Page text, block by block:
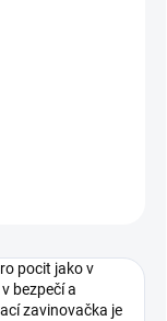
pocit jako v
bezpečí a
zavinovačka je